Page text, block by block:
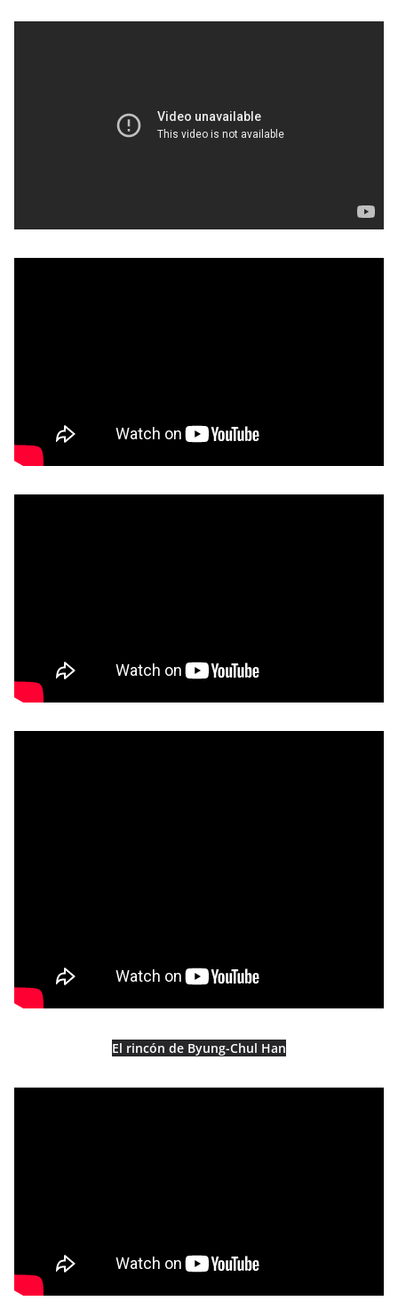
El rincón de Byung-Chul Han